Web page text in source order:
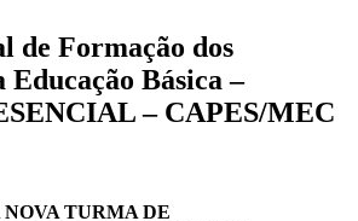
de Formação dos
Educação Básica –
– CAPES/MEC
TURMA DE